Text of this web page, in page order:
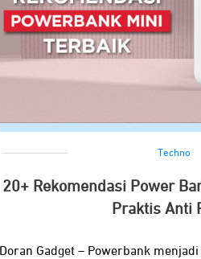
Techno
20+ Rekomendasi Power
Praktis Anti
Doran Gadget – Powerbank